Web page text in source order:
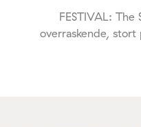
FESTIVAL: The
overraskende, stort